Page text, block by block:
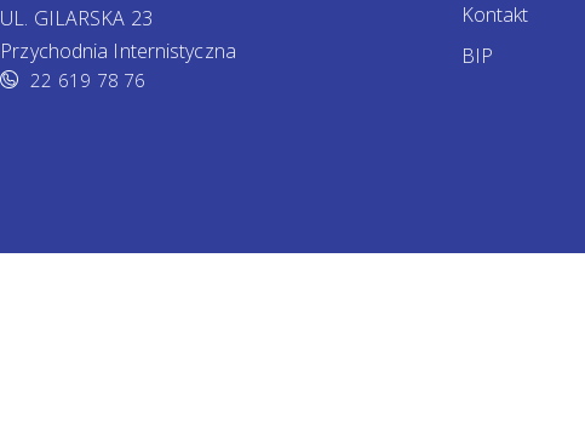
UL. GILARSKA 23
Przychodnia Internistyczna
22 619 78 76
Kontakt
BIP